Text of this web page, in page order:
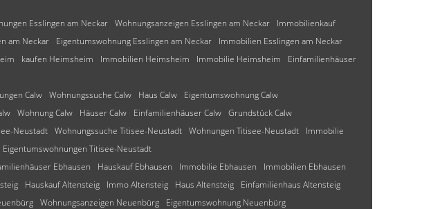
Esslingen am Neckar Wohnungsanzeigen Esslingen am Neckar
Immobilienkauf
am Neckar Eigentumswohnung Esslingen am Neckar
Immobilien Esslingen am Neckar
kaufen Heimsheim Immobilien Heimsheim Immobilie Heimsheim
Einfamilienhäuser
Calw Wohnungssuche Calw Haus Calw
Eigentumswohnung Calw
Wohnung Calw Häuser Calw Einfamilienhäuser Calw Grundstück Calw
Neustadt Wohnungssuche Titisee-Neustadt Wohnungen Titisee-Neustadt
Immobilie
Eigentumswohnungen Titisee-Neustadt
Ebhausen Hauskauf Ebhausen Immobilie Ebhausen
Immobilien Ebhausen
Hauskauf Altensteig Immo Altensteig Haus Altensteig
Einfamilienhaus Altensteig
Wohnungsanzeigen Neuenbürg
Eigentumswohnung Neuenbürg